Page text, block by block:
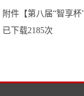
附件【第八届“智享
已下载2185次